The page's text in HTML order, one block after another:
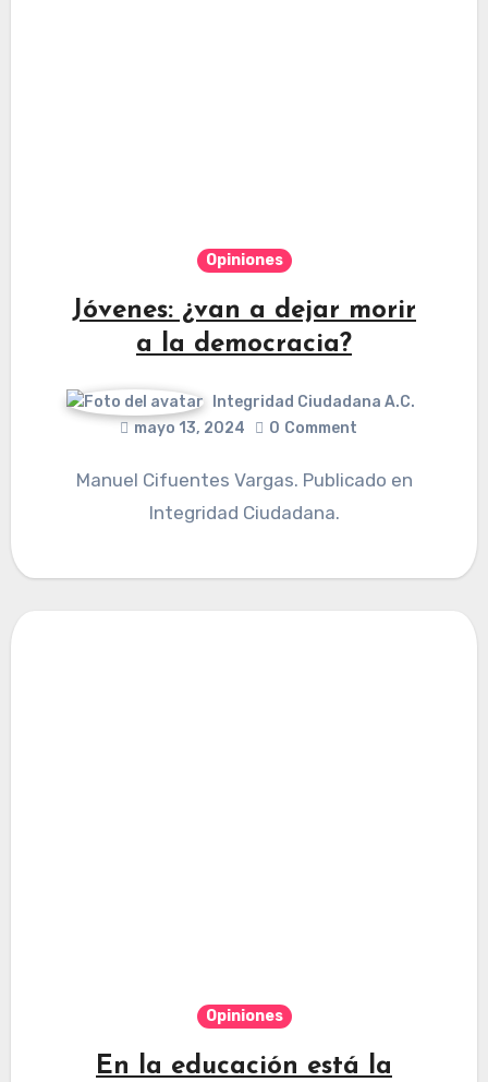
Opiniones
Jóvenes: ¿van a dejar morir
a la democracia?
Integridad Ciudadana A.C.
mayo 13, 2024
0 Comment
Manuel Cifuentes Vargas. Publicado en
Integridad Ciudadana.
Opiniones
En la educación está la